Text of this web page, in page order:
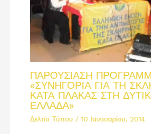
ΠΑΡΟΥΣΙΑΣΗ
«ΣΥΝΗΓΟΡΙΑ ΓΙΑ ΤΗ
ΚΑΤΑ ΠΛΑΚΑΣ ΣΤΗ
ΕΛΛΑΔΑ»
Δελτίο Τύπου / 10 Ιανουαρίου, 2014